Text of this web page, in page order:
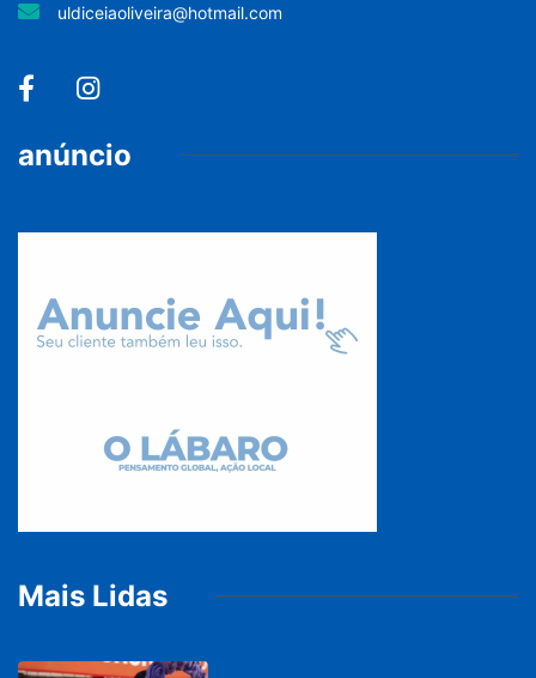
uldiceiaoliveira@hotmail.com
anúncio
Mais Lidas